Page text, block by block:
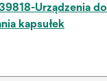
Urządzenia do
kapsułek